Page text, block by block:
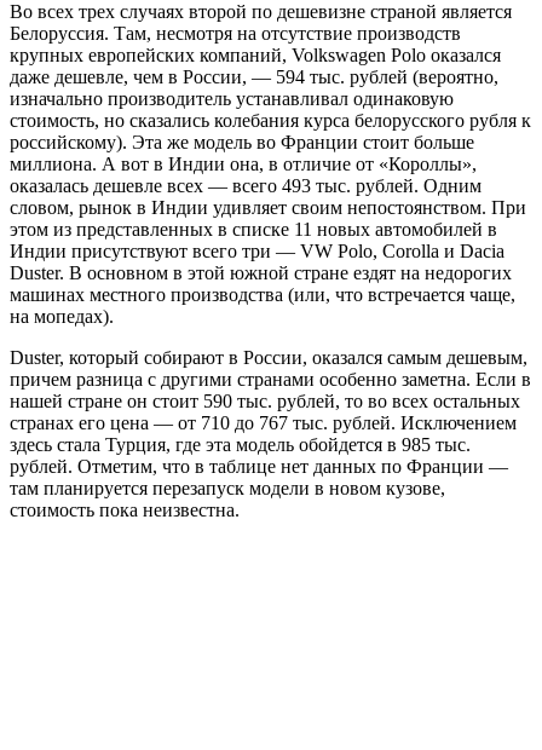
Во всех трех случаях второй по дешевизне страной является
Белоруссия. Там, несмотря на отсутствие производств
крупных европейских компаний, Volkswagen Polo оказался
даже дешевле, чем в России, — 594 тыс. рублей (вероятно,
изначально производитель устанавливал одинаковую
стоимость, но сказались колебания курса белорусского рубля к
российскому). Эта же модель во Франции стоит больше
миллиона. А вот в Индии она, в отличие от «Короллы»,
оказалась дешевле всех — всего 493 тыс. рублей. Одним
словом, рынок в Индии удивляет своим непостоянством. При
этом из представленных в списке 11 новых автомобилей в
Индии присутствуют всего три — VW Polo, Corolla и Dacia
Duster. В основном в этой южной стране ездят на недорогих
машинах местного производства (или, что встречается чаще,
на мопедах).
Duster, который собирают в России, оказался самым дешевым,
причем разница с другими странами особенно заметна. Если в
нашей стране он стоит 590 тыс. рублей, то во всех остальных
странах его цена — от 710 до 767 тыс. рублей. Исключением
здесь стала Турция, где эта модель обойдется в 985 тыс.
рублей. Отметим, что в таблице нет данных по Франции —
там планируется перезапуск модели в новом кузове,
стоимость пока неизвестна.